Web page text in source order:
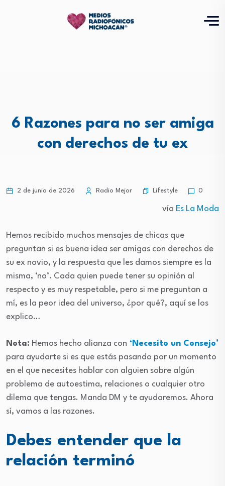
6 Razones para no ser amiga
con derechos de tu ex
2 de junio de 2026 Radio Mejor Lifestyle 0
vía Es La Moda
Hemos recibido muchos mensajes de chicas que
preguntan si es buena idea ser amigas con derechos de
su ex novio, y la respuesta que les damos siempre es la
misma, ‘no’. Cada quien puede tener su opinión al
respecto y es muy respetable, pero si me preguntan a
mí, es la peor idea del universo, ¿por qué?, aquí se los
explico…
Nota: Hemos hecho alianza con ‘Necesito un Consejo’
para ayudarte si es que estás pasando por un momento
en el que necesites hablar con alguien sobre algún
problema de autoestima, relaciones o cualquier otro
dilema que tengas. Manda DM y te ayudaremos. Ahora
sí, vamos a las razones.
Debes entender que la
relación terminó